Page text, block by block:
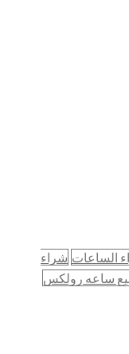
الساعات شراء
ساعه رولكس